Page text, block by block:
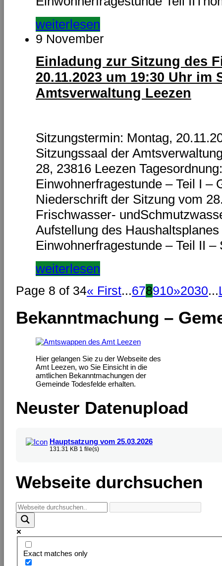
weiterlesen
9 November
Einladung zur Sitzung des
20.11.2023 um 19:30 Uhr im
Amtsverwaltung Leezen
Sitzungstermin: Montag,
Sitzungssaal der
28, 23816 Leezen
Einwohnerfragestunde – Teil I –
Niederschrift der Sitzung vom
Frischwasser-
Aufstellung des
Einwohnerfragestunde – Teil II
weiterlesen
Page 8 of 34« First...678910»2030...
Bekanntmachung –
Hier gelangen Sie zu der Webseite des
Amt Leezen, wo Sie Einsicht in die
amtlichen Bekanntmachungen der
Gemeinde Todesfelde erhalten.
Neuster Datenupload
Hauptsatzung vom 25.03.2026
131.31 KB 1 file(s)
Webseite durchsuchen
Exact matches only